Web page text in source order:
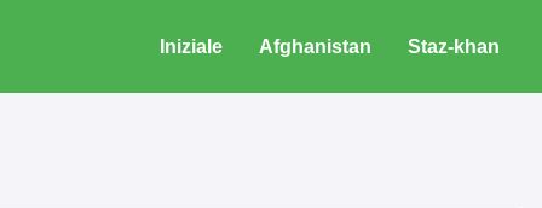
Iniziale Afghanistan Staz-khan